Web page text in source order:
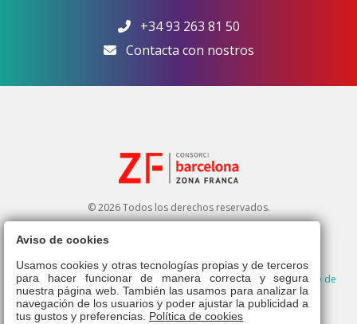
+34 93 263 81 50
Contacta con nostros
© 2026 Todos los derechos reservados.
Aviso legal| Política de privacidad|Política de cookies |Derecho de
admisión |Canal ético|
Aviso de cookies
Usamos cookies y otras tecnologías propias y de terceros
para hacer funcionar de manera correcta y segura
nuestra página web. También las usamos para analizar la
navegación de los usuarios y poder ajustar la publicidad a
tus gustos y preferencias. Política de cookies